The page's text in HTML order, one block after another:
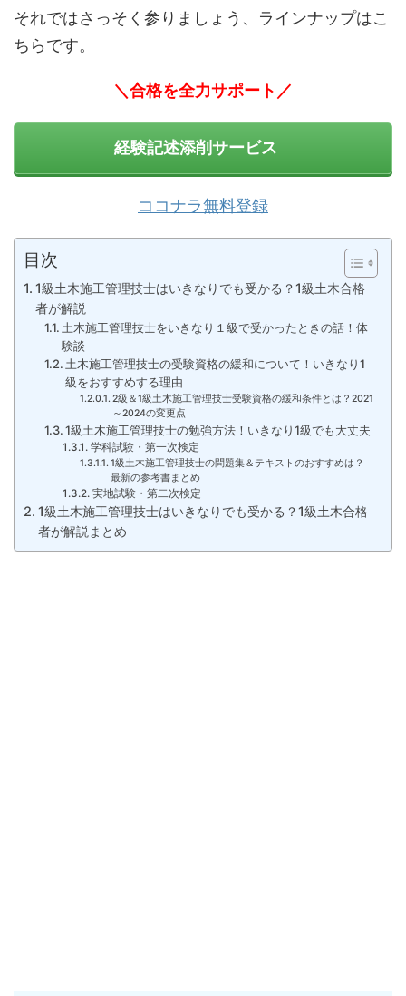
それではさっそく参りましょう、ラインナップはこ
ちらです。
＼合格を全力サポート／
経験記述添削サービス
ココナラ無料登録
目次
1級土木施工管理技士はいきなりでも受かる？1級土木合格
者が解説
土木施工管理技士をいきなり１級で受かったときの話！体
験談
土木施工管理技士の受験資格の緩和について！いきなり1
級をおすすめする理由
2級＆1級土木施工管理技士受験資格の緩和条件とは？2021
～2024の変更点
1級土木施工管理技士の勉強方法！いきなり1級でも大丈夫
学科試験・第一次検定
1級土木施工管理技士の問題集＆テキストのおすすめは？
最新の参考書まとめ
実地試験・第二次検定
1級土木施工管理技士はいきなりでも受かる？1級土木合格
者が解説まとめ